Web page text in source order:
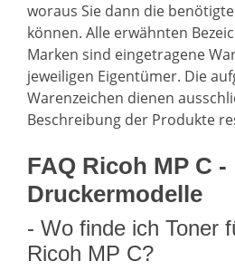
woraus Sie dann die
können. Alle erwähnten
Marken sind eingetragene
jeweiligen Eigentümer. Die
Warenzeichen dienen
Beschreibung der Produkte
FAQ Ricoh MP C -
Druckermodelle
- Wo finde ich Toner
Ricoh MP C?